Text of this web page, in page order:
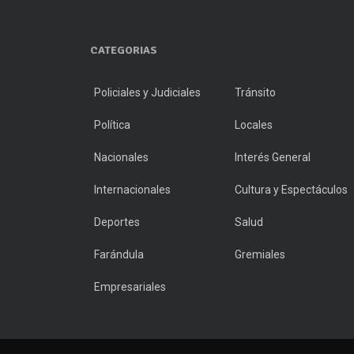
CATEGORIAS
Policiales y Judiciales Tránsito
Política Locales
Nacionales Interés General
Internacionales Cultura y Espectáculos
Deportes Salud
Farándula Gremiales
Empresariales